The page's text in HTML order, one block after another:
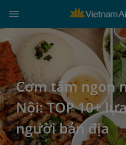
Cơm tấm ngon
Nội: TOP 10+
người bản địa